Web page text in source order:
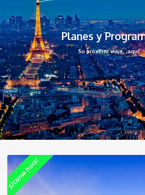
Planes y
Su próximo viaje, ¡aquí!
¡Última hora!